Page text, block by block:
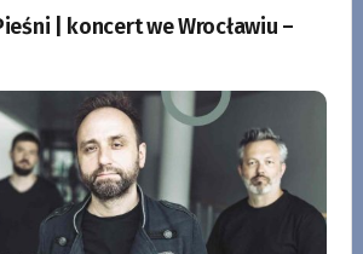
| koncert we Wrocławiu –